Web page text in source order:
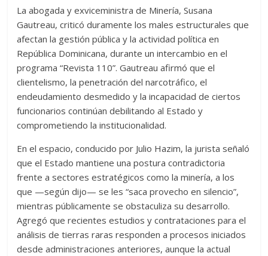
La abogada y exviceministra de Minería, Susana
Gautreau, criticó duramente los males estructurales que
afectan la gestión pública y la actividad política en
República Dominicana, durante un intercambio en el
programa “Revista 110”. Gautreau afirmó que el
clientelismo, la penetración del narcotráfico, el
endeudamiento desmedido y la incapacidad de ciertos
funcionarios continúan debilitando al Estado y
comprometiendo la institucionalidad.
En el espacio, conducido por Julio Hazim, la jurista señaló
que el Estado mantiene una postura contradictoria
frente a sectores estratégicos como la minería, a los
que —según dijo— se les “saca provecho en silencio”,
mientras públicamente se obstaculiza su desarrollo.
Agregó que recientes estudios y contrataciones para el
análisis de tierras raras responden a procesos iniciados
desde administraciones anteriores, aunque la actual